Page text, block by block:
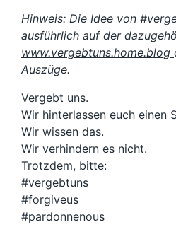
Hinweis: Die Idee von
ausführlich auf der
www.vergebtuns.home.blog
Auszüge.
Vergebt uns.
Wir hinterlassen euch einen
Wir wissen das.
Wir verhindern es nicht.
Trotzdem, bitte:
#vergebtuns
#forgiveus
#pardonnenous